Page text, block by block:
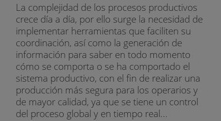
La complejidad de los procesos productivos
crece día a día, por ello surge la necesidad de
implementar herramientas que faciliten su
coordinación, así como la generación de
información para saber en todo momento
cómo se comporta o se ha comportado el
sistema productivo, con el fin de realizar una
producción más segura para los operarios y
de mayor calidad, ya que se tiene un control
del proceso global y en tiempo real...